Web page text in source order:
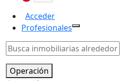
Acceder
Profesionales
Operación